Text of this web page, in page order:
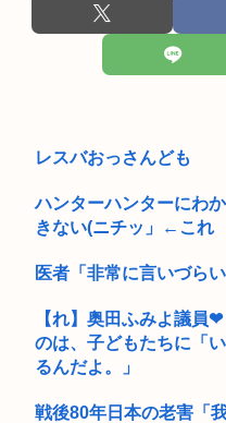
【画像】ワイのマッマ、若
ったww...
友達「お前の彼女ブッサイ
ください...
元EXILE・黒木啓司、妻・
て...
外環道と圏央道 事故でおわ
ケツで売れててプロゲーマ
閉スペク...
まん「レ●プされた」検事
レスバおっさんども
ハンターハンターにわ
きない(ニチッ」←これ
医者「非常に言いづら
【れ】奥田ふみよ議員
のは、子どもたちに「
るんだよ。」
戦後80年日本の老害「